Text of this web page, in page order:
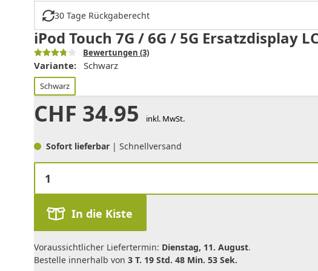
30 Tage Rückgaberecht
iPod Touch 7G / 6G / 5G Ersatzdisplay
Bewertungen (3)
Variante: Schwarz
Schwarz
CHF 34.95 inkl. MwSt.
Sofort lieferbar | Schnellversand
In die Kiste
Voraussichtlicher Liefertermin: Dienstag, 11. August.
Bestelle innerhalb von 3 T. 19 Std. 48 Min. 53 Sek.